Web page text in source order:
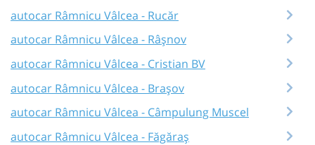
autocar Râmnicu Vâlcea - Rucăr
autocar Râmnicu Vâlcea - Râşnov
autocar Râmnicu Vâlcea - Cristian BV
autocar Râmnicu Vâlcea - Brașov
autocar Râmnicu Vâlcea - Câmpulung Muscel
autocar Râmnicu Vâlcea - Făgăraș